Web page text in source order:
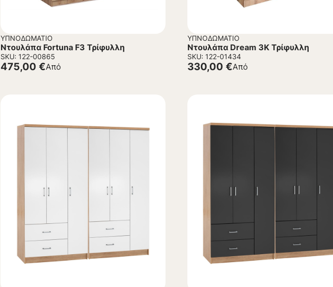
ΥΠΝΟΔΩΜΆΤΙΟ
Ντουλάπα Fortuna F3 Τρίφυλλη
SKU: 122-00865
Από
475,00 €
ΥΠΝΟΔΩΜΆΤΙΟ
Ντουλάπα Dream 3K Τρίφυλλη
SKU: 122-01434
Από
330,00 €